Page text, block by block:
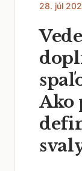
28. júl
Ako